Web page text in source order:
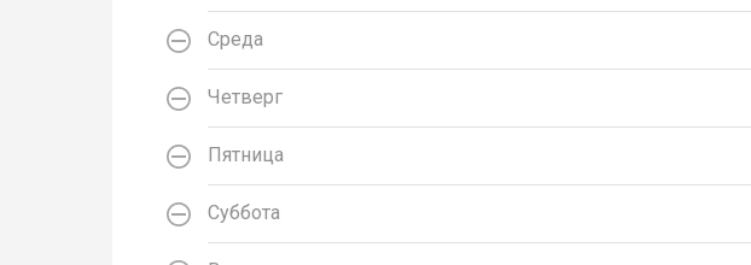
Среда
Четверг
Пятница
Суббота